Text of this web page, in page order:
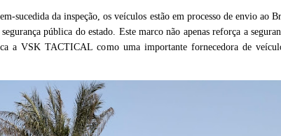
sucedida da inspeção, os veículos estão em processo de envio ao
pública do estado. Este marco não apenas reforça a
a VSK TACTICAL como uma importante fornecedora de